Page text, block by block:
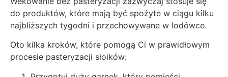
do produktów, które mają być spożyte w ciągu kilku
najbliższych tygodni i przechowywane w lodówce.
Oto kilka kroków, które pomogą Ci w prawidłowym
procesie pasteryzacji słoików: